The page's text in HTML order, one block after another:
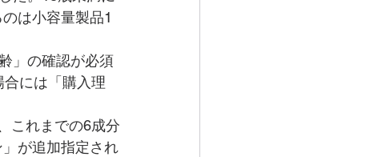
は小容量製品1
」の確認が必須
には「購入理
これまでの6成分
が追加指定され